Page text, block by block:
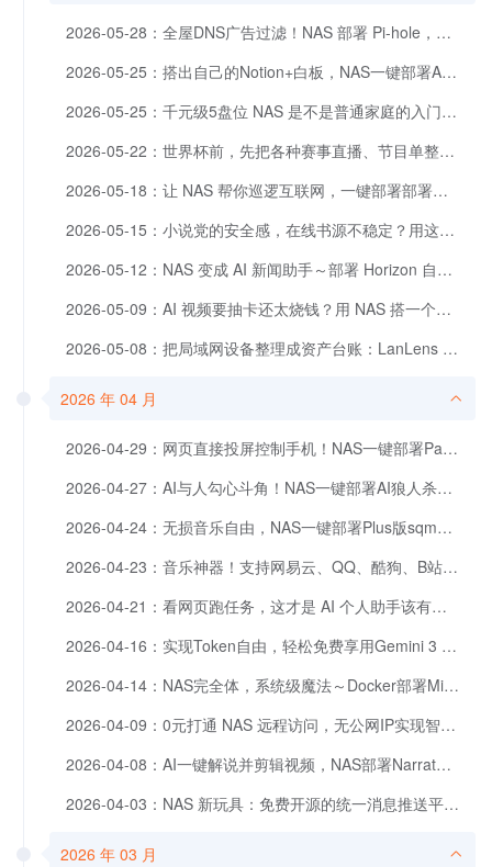
2026-05-28：全屋DNS广告过滤！NAS 部署 Pi-hole，给上网环境做一次清扫
2026-05-25：搭出自己的Notion+白板，NAS一键部署AFFiNE笔记知识库
2026-05-25：千元级5盘位 NAS 是不是普通家庭的入门答案？海康 MAGE50X 来交卷啦。
2026-05-22：世界杯前，先把各种赛事直播、节目单整理进 NAS，一键部署rebeliptv
2026-05-18：让 NAS 帮你巡逻互联网，一键部署部署Maigret给用户名做全网体检
2026-05-15：小说党的安全感，在线书源不稳定？用这个工具把小说搬进NAS更安心
2026-05-12：NAS 变成 AI 新闻助手～部署 Horizon 自动生成每日简报，多渠道定时推送
2026-05-09：AI 视频要抽卡还太烧钱？用 NAS 搭一个自己的短剧工厂，融光救了我的钱包
2026-05-08：把局域网设备整理成资产台账：LanLens 部署与体验
2026 年 04 月
2026-04-29：网页直接投屏控制手机！NAS一键部署PandaScrcpy，流畅丝滑可远程。
2026-04-27：AI与人勾心斗角！NAS一键部署AI狼人杀，假日休闲必备。
2026-04-24：无损音乐自由，NAS一键部署Plus版sqmusic，适配EMBY等媒体库
2026-04-23：音乐神器！支持网易云、QQ、酷狗、B站……10+ 平台音乐，一键部署Go Music DL
2026-04-21：看网页跑任务，这才是 AI 个人助手该有的样子，NAS一键部署Frona
2026-04-16：实现Token自由，轻松免费享用Gemini 3 Pro，Docker部署逆向API转发。
2026-04-14：NAS完全体，系统级魔法～Docker部署Mihomo核心。
2026-04-09：0元打通 NAS 远程访问，无公网IP实现智能多设备互联，星空组网6.0来了！
2026-04-08：AI一键解说并剪辑视频，NAS部署NarratoAI高效内容创作
2026-04-03：NAS 新玩具：免费开源的统一消息推送平台 MagicPush
2026 年 03 月